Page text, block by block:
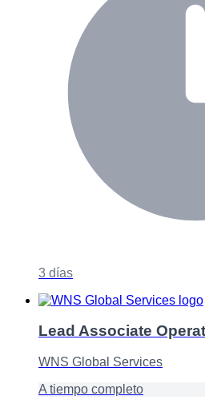
3 días
Lead Associate
WNS Global Services
A tiempo completo